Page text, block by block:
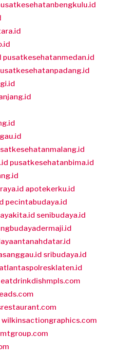
pusatkesehatanmedan.id
pusatkesehatanbima.id
apotekerku.id
pecintabudaya.id
senibudaya.id
sribudaya.id
eatdrinkdishmpls.com
wilkinsactiongraphics.com